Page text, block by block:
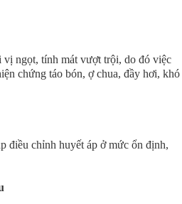
ngọt, tính mát vượt trội, do đó việc
chứng táo bón, ợ chua, đầy hơi, khó
điều chỉnh huyết áp ở mức ổn định,